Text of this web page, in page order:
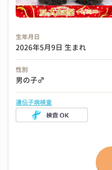
生年月日
2026年5月9日 生まれ
性別
男の子♂
遺伝子病検査